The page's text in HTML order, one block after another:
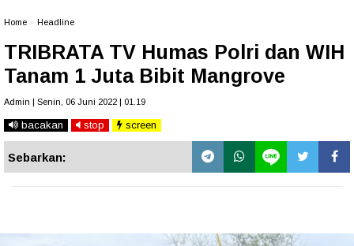
Home Headline
TRIBRATA TV Humas Polri dan WIH
Tanam 1 Juta Bibit Mangrove
Admin | Senin, 06 Juni 2022 | 01.19
bacakan stop screen
Sebarkan: